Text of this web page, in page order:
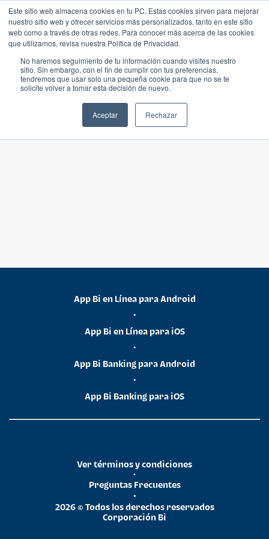
Este sitio web almacena cookies en tu PC. Estas cookies sirven para mejorar
nuestro sitio web y ofrecer servicios más personalizados, tanto en este sitio
web como a través de otras redes. Para conocer más acerca de las cookies
que utilizamos, revisa nuestra Política de Privacidad.
No haremos seguimiento de tu información cuando visites nuestro
sitio. Sin embargo, con el fin de cumplir con tus preferencias,
tendremos que usar solo una pequeña cookie para que no se te
solicite volver a tomar esta decisión de nuevo.
Aceptar Rechazar
App Bi en Línea para Android
•
App Bi en Línea para iOS
•
App Bi Banking para Android
•
App Bi Banking para iOS
2026 © Todos los derechos reservados
Corporación Bi
•
Preguntas Frecuentes
•
Ver términos y condiciones